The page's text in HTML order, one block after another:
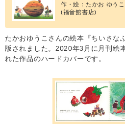
作・絵：たかお ゆうこ
(福音館書店)
たかおゆうこさんの絵本『ちいさな
版されました。2020年3月に月刊絵
れた作品のハードカバーです。